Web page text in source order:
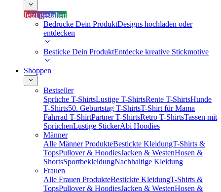
Jetzt gestalten
Bedrucke Dein ProduktDesigns hochladen oder
entdecken
Besticke Dein ProduktEntdecke kreative Stickmotive
Shoppen
Bestseller
Sprüche T-ShirtsLustige T-ShirtsRente T-ShirtsHunde
T-Shirts50. Geburtstag T-ShirtsT-Shirt für Mama
Fahrrad T-ShirtPartner T-ShirtsRetro T-ShirtsTassen mit
SprüchenLustige StickerAbi Hoodies
Männer
Alle Männer ProdukteBestickte KleidungT-Shirts &
TopsPullover & HoodiesJacken & WestenHosen &
ShortsSportbekleidungNachhaltige Kleidung
Frauen
Alle Frauen ProdukteBestickte KleidungT-Shirts &
TopsPullover & HoodiesJacken & WestenHosen &